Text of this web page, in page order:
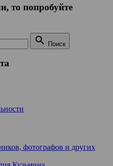
то попробуйте
 Поиск
фотографов и других